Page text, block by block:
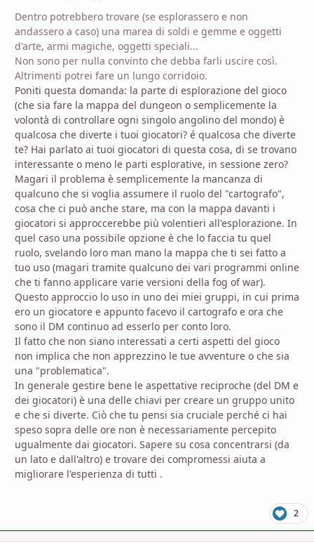
Dentro potrebbero trovare (se esplorassero e non
andassero a caso) una marea di soldi e gemme e oggetti
d'arte, armi magiche, oggetti speciali...
Non sono per nulla convinto che debba farli uscire così.
Altrimenti potrei fare un lungo corridoio.
Poniti questa domanda: la parte di esplorazione del gioco
(che sia fare la mappa del dungeon o semplicemente la
volontà di controllare ogni singolo angolino del mondo) è
qualcosa che diverte i tuoi giocatori? é qualcosa che diverte
te? Hai parlato ai tuoi giocatori di questa cosa, di se trovano
interessante o meno le parti esplorative, in sessione zero?
Magari il problema è semplicemente la mancanza di
qualcuno che si voglia assumere il ruolo del "cartografo",
cosa che ci può anche stare, ma con la mappa davanti i
giocatori si approccerebbe più volentieri all'esplorazione. In
quel caso una possibile opzione è che lo faccia tu quel
ruolo, svelando loro man mano la mappa che ti sei fatto a
tuo uso (magari tramite qualcuno dei vari programmi online
che ti fanno applicare varie versioni della fog of war).
Questo approccio lo uso in uno dei miei gruppi, in cui prima
ero un giocatore e appunto facevo il cartografo e ora che
sono il DM continuo ad esserlo per conto loro.
Il fatto che non siano interessati a certi aspetti del gioco
non implica che non apprezzino le tue avventure o che sia
una "problematica".
In generale gestire bene le aspettative reciproche (del DM e
dei giocatori) è una delle chiavi per creare un gruppo unito
e che si diverte. Ciò che tu pensi sia cruciale perché ci hai
speso sopra delle ore non è necessariamente percepito
ugualmente dai giocatori. Sapere su cosa concentrarsi (da
un lato e dall'altro) e trovare dei compromessi aiuta a
migliorare l'esperienza di tutti .
2